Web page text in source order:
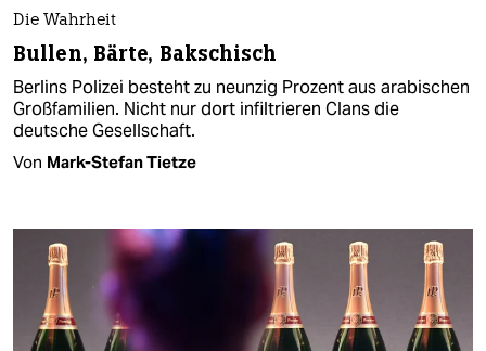
Die Wahrheit
Bullen, Bärte, Bakschisch
Berlins Polizei besteht zu neunzig Prozent aus arabischen
Großfamilien. Nicht nur dort infiltrieren Clans die
deutsche Gesellschaft.
Von Mark-Stefan Tietze